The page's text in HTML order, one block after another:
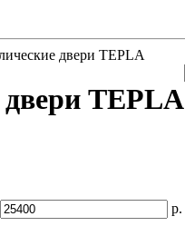
двери TEPLA
TEPLA
р.